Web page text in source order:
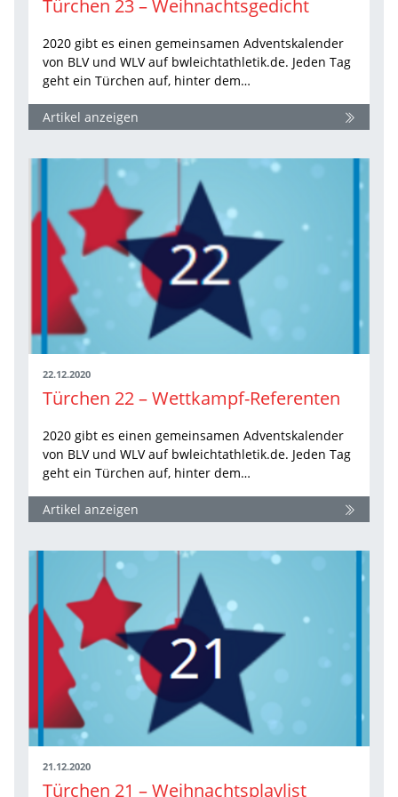
Türchen 23 – Weihnachtsgedicht
2020 gibt es einen gemeinsamen Adventskalender
von BLV und WLV auf bwleichtathletik.de. Jeden Tag
geht ein Türchen auf, hinter dem…
Artikel anzeigen
22.12.2020
Türchen 22 – Wettkampf-Referenten
2020 gibt es einen gemeinsamen Adventskalender
von BLV und WLV auf bwleichtathletik.de. Jeden Tag
geht ein Türchen auf, hinter dem…
Artikel anzeigen
21.12.2020
Türchen 21 – Weihnachtsplaylist